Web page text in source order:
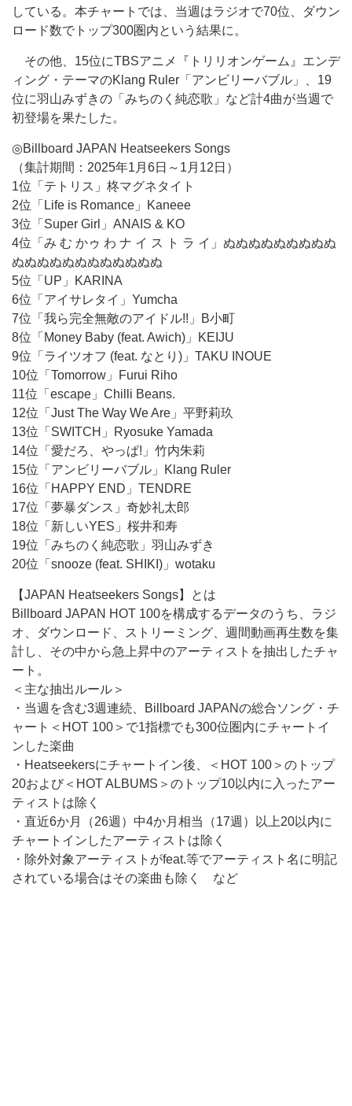
している。本チャートでは、当週はラジオで70位、ダウン
ロード数でトップ300圏内という結果に。
その他、15位にTBSアニメ『トリリオンゲーム』エンデ
ィング・テーマのKlang Ruler「アンビリーバブル」、19
位に羽山みずきの「みちのく純恋歌」など計4曲が当週で
初登場を果たした。
◎Billboard JAPAN Heatseekers Songs
（集計期間：2025年1月6日～1月12日）
1位「テトリス」柊マグネタイト
2位「Life is Romance」Kaneee
3位「Super Girl」ANAIS & KO
4位「み む かゥ わ ナ イ ス ト ラ イ」ぬぬぬぬぬぬぬぬぬ
ぬぬぬぬぬぬぬぬぬぬぬぬ
5位「UP」KARINA
6位「アイサレタイ」Yumcha
7位「我ら完全無敵のアイドル!!」B小町
8位「Money Baby (feat. Awich)」KEIJU
9位「ライツオフ (feat. なとり)」TAKU INOUE
10位「Tomorrow」Furui Riho
11位「escape」Chilli Beans.
12位「Just The Way We Are」平野莉玖
13位「SWITCH」Ryosuke Yamada
14位「愛だろ、やっぱ!」竹内朱莉
15位「アンビリーバブル」Klang Ruler
16位「HAPPY END」TENDRE
17位「夢暴ダンス」奇妙礼太郎
18位「新しいYES」桜井和寿
19位「みちのく純恋歌」羽山みずき
20位「snooze (feat. SHIKI)」wotaku
【JAPAN Heatseekers Songs】とは
Billboard JAPAN HOT 100を構成するデータのうち、ラジ
オ、ダウンロード、ストリーミング、週間動画再生数を集
計し、その中から急上昇中のアーティストを抽出したチャ
ート。
＜主な抽出ルール＞
・当週を含む3週連続、Billboard JAPANの総合ソング・チ
ャート＜HOT 100＞で1指標でも300位圏内にチャートイ
ンした楽曲
・Heatseekersにチャートイン後、＜HOT 100＞のトップ
20および＜HOT ALBUMS＞のトップ10以内に入ったアー
ティストは除く
・直近6か月（26週）中4か月相当（17週）以上20以内に
チャートインしたアーティストは除く
・除外対象アーティストがfeat.等でアーティスト名に明記
されている場合はその楽曲も除く など